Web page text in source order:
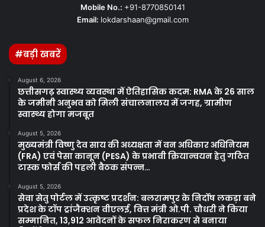
Mobile No.: +91-8770850141
Email: lokdarshaan@gmail.com
#बड़ी खबरें
August 6, 2026
छत्तीसगढ़ स्वास्थ्य व्यवस्था में ऐतिहासिक कदम: RMA के 26 साल
के जमीनी अनुभव को मिली संचालनालय में जगह, ग्रामीण
स्वास्थ्य होगा मजबूत
August 5, 2026
मुख्यमंत्री विष्णु देव साय की अध्यक्षता में वन अधिकार अधिनियम
(FRA) एवं पेसा कानून (PESA) के प्रभावी क्रियान्वयन हेतु गठित
टास्क फोर्स की पहली बैठक संपन्न…
August 5, 2026
सेवा सेतु पोर्टल में उत्कृष्ट प्रदर्शन: बलरामपुर के निर्दोष लकड़ा बने
प्रदेश के टॉप ट्रांजैक्शन वीएलई, वित्त मंत्री ओ.पी. चौधरी ने किया
सम्मानित, 13,912 आवेदनों के सफल निराकरण से बनाया